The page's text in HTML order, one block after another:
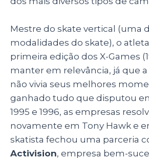
Mestre do skate vertical (uma
modalidades do skate), o
primeira edição dos X-Games
manter em relevância, já que
não vivia seus melhores
ganhado tudo que disputou
1995 e 1996, as empresas
novamente em Tony Hawk e
skatista fechou uma parceria
Activision, empresa bem-